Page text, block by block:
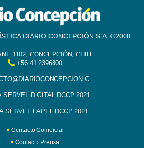
DIARIO CONCEPCIÓN S.A. ©2008
1102, CONCEPCIÓN, CHILE
+56 41 2396800
SERVEL DIGITAL DCCP 2021
SERVEL PAPEL DCCP 2021
Contacto Comercial
Contacto Prensa